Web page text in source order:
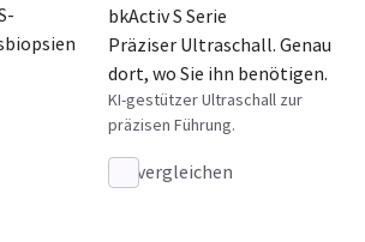
bkActiv S Serie
Präziser Ultraschall. Genau
dort, wo Sie ihn benötigen.
KI-gestützer Ultraschall zur
präzisen Führung.
vergleichen